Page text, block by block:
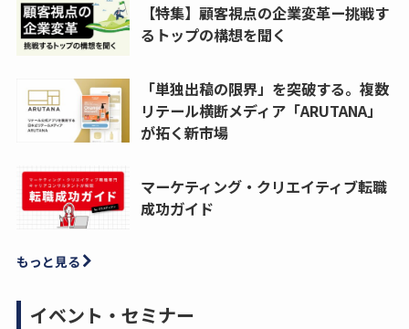
【特集】顧客視点の企業変革ー挑戦す
るトップの構想を聞く
「単独出稿の限界」を突破する。複数
リテール横断メディア「ARUTANA」
が拓く新市場
マーケティング・クリエイティブ転職
成功ガイド
もっと見る
イベント・セミナー